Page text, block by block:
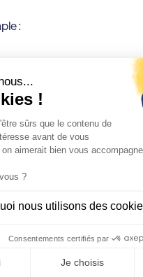
:
un template pour ça, tu
?”
a une checklist interne, je
c’est puissant :
respecte la communauté,
une conversation 1:1